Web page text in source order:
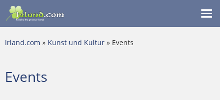
Irland.com » Kunst und Kultur » Events
Events